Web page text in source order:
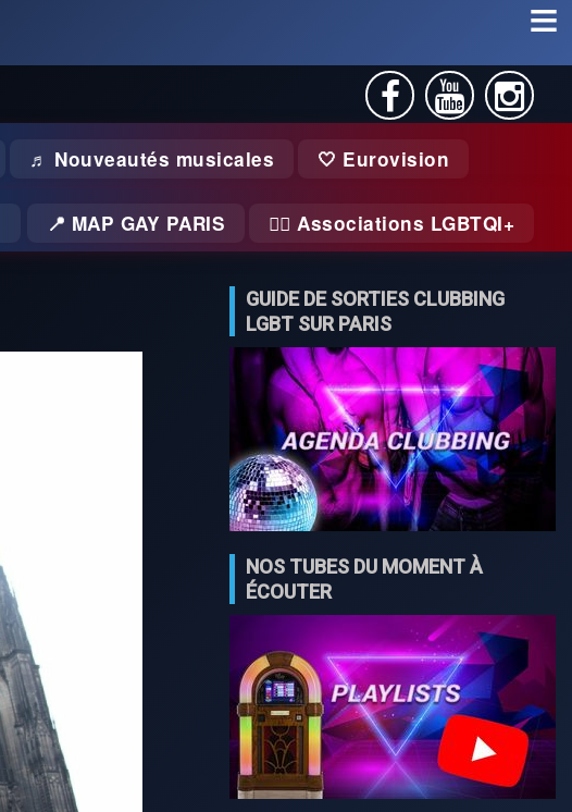
♬ Nouveautés musicales 🤍 Eurovision
📍 MAP GAY PARIS 🏃‍♂️ Associations LGBTQI+
GUIDE DE SORTIES CLUBBING
LGBT SUR PARIS
NOS TUBES DU MOMENT À
ÉCOUTER